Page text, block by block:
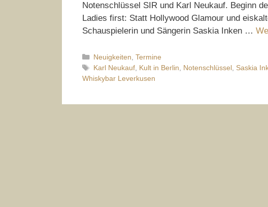
Notenschlüssel SIR und Karl Neukauf. Beginn
Ladies first: Statt Hollywood Glamour und
Schauspielerin und Sängerin Saskia Inken …
Kategorien
Neuigkeiten Termine
Schlagwörter
Karl Neukauf, Kult in Berlin Notenschlüssel, Saskia
Whiskybar Leverkusen